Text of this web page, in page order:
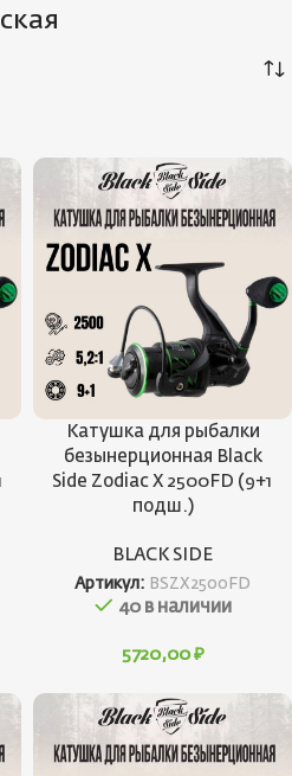
Катушка для рыбалки
безынерционная Black
Side Zodiac X 2500FD (9+1
подш.)
BLACK SIDE
Артикул: BSZX2500FD
40 в наличии
5720,00 ₽